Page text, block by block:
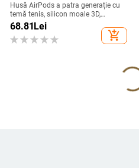
Husă AirPods a patra generație cu
temă tenis, silicon moale 3D,
compatibilă cu AirPods 3 și Pro 2
68.81Lei
add_shopping_cart